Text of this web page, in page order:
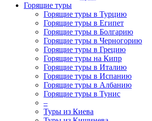
Горящие туры
Горящие туры в Турцию
Горящие туры в Египет
Горящие туры в Болгарию
Горящие туры в Черногорию
Горящие туры в Грецию
Горящие туры на Кипр
Горящие туры в Италию
Горящие туры в Испанию
Горящие туры в Албанию
Горящие туры в Тунис
–
Туры из Киева